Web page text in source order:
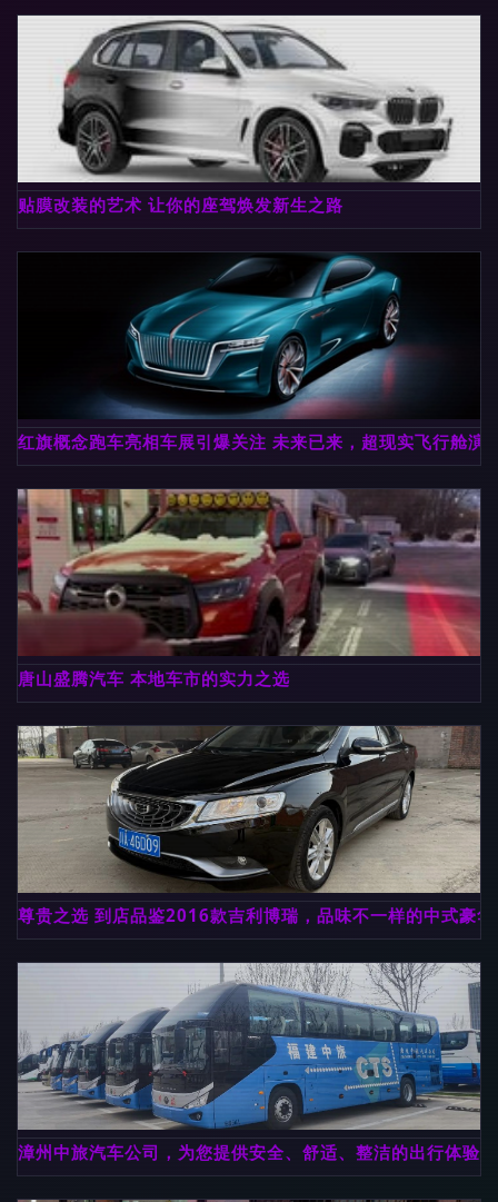
贴膜改装的艺术 让你的座驾焕发新生之路
红旗概念跑车亮相车展引爆关注 未来已来，超现实飞行舱演
唐山盛腾汽车 本地车市的实力之选
尊贵之选 到店品鉴2016款吉利博瑞，品味不一样的中式豪华
漳州中旅汽车公司，为您提供安全、舒适、整洁的出行体验